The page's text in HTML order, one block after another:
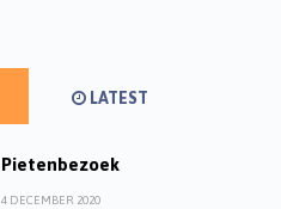
LATEST
Pietenbezoek
4 DECEMBER 2020